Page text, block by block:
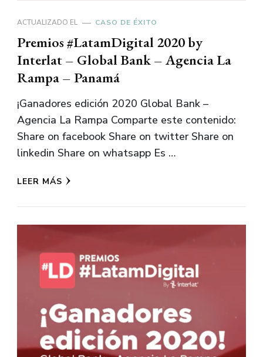
ACTUALIZADO EL CASO DE ÉXITO
Premios #LatamDigital 2020 by
Interlat – Global Bank – Agencia La
Rampa – Panamá
¡Ganadores edición 2020 Global Bank –
Agencia La Rampa Comparte este contenido:
Share on facebook Share on twitter Share on
linkedin Share on whatsapp Es …
LEER MÁS